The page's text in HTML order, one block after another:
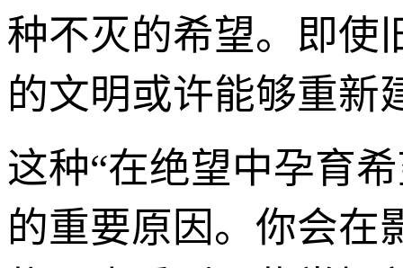
种不灭的希望。即使
的文明或许能够重新
这种“在绝望中孕育
的重要原因。你会在